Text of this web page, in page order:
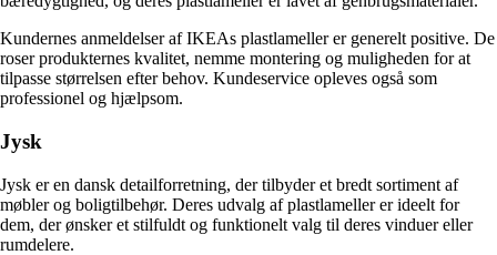
Kundernes anmeldelser af IKEAs plastlameller er generelt positive. De
roser produkternes kvalitet, nemme montering og muligheden for at
tilpasse størrelsen efter behov. Kundeservice opleves også som
professionel og hjælpsom.
Jysk
Jysk er en dansk detailforretning, der tilbyder et bredt sortiment af
møbler og boligtilbehør. Deres udvalg af plastlameller er ideelt for
dem, der ønsker et stilfuldt og funktionelt valg til deres vinduer eller
rumdelere.